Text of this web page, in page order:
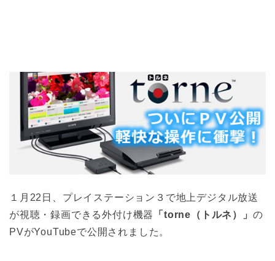
１月22日、プレイステーション３で地上デジタル放送
が視聴・録画できる外付け機器
「torne（トルネ）」 の
PVがYouTubeで公開されました。